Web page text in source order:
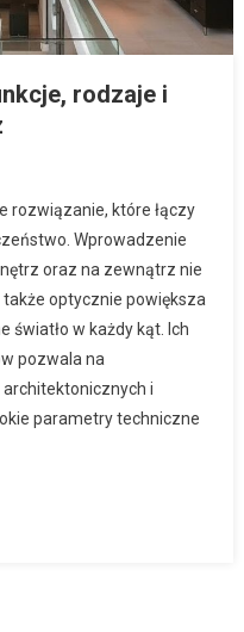
rodzaje i
rozwiązanie, które łączy
Wprowadzenie
oraz na zewnątrz nie
optycznie powiększa
światło w każdy kąt. Ich
pozwala na
i
parametry techniczne